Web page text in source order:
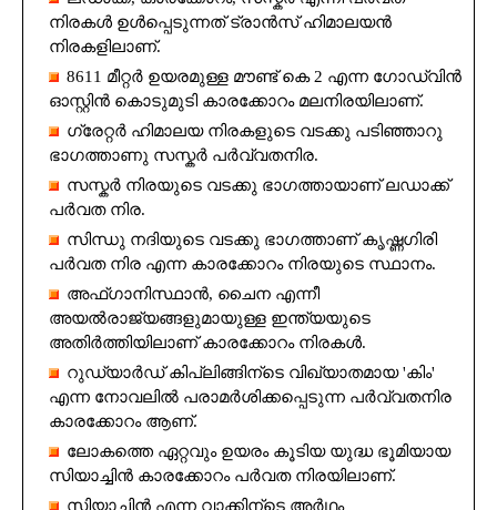
നിരകൾ ഉൾപ്പെടുന്നത് ട്രാൻസ് ഹിമാലയൻ
നിരകളിലാണ്.
8611 മീറ്റർ ഉയരമുള്ള മൗണ്ട് കെ 2 എന്ന ഗോഡ്‌വിൻ
ഓസ്റ്റിൻ കൊടുമുടി കാരക്കോറം മലനിരയിലാണ്.
ഗ്രേറ്റർ ഹിമാലയ നിരകളുടെ വടക്കു പടിഞ്ഞാറു
ഭാഗത്താണു സസ്കർ പർവ്വതനിര.
സസ്കർ നിരയുടെ വടക്കു ഭാഗത്തായാണ് ലഡാക്ക്
പർവത നിര.
സിന്ധു നദിയുടെ വടക്കു ഭാഗത്താണ് കൃഷ്ണഗിരി
പർവത നിര എന്ന കാരക്കോറം നിരയുടെ സ്ഥാനം.
അഫ്ഗാനിസ്ഥാൻ, ചൈന എന്നീ
അയൽരാജ്യങ്ങളുമായുള്ള ഇന്ത്യയുടെ
അതിർത്തിയിലാണ് കാരക്കോറം നിരകൾ.
റുഡ്യാർഡ് കിപ്ലിങ്ങിന്ടെ വിഖ്യാതമായ 'കിം'
എന്ന നോവലിൽ പരാമർശിക്കപ്പെടുന്ന പർവ്വതനിര
കാരക്കോറം ആണ്.
ലോകത്തെ ഏറ്റവും ഉയരം കൂടിയ യുദ്ധ ഭൂമിയായ
സിയാച്ചിൻ കാരക്കോറം പർവത നിരയിലാണ്.
സിയാച്ചിൻ എന്ന വാക്കിന്ടെ അർഥം